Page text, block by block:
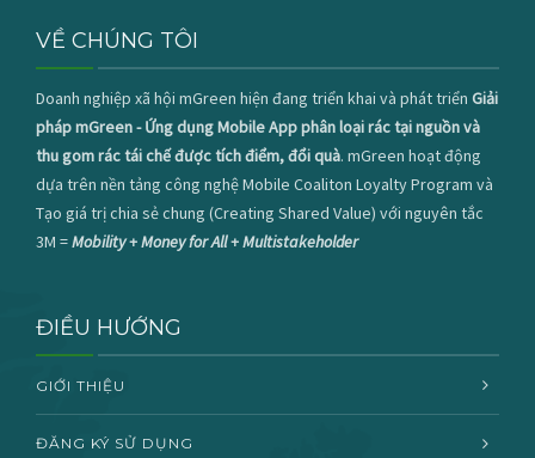
VỀ CHÚNG TÔI
Doanh nghiệp xã hội mGreen hiện đang triển khai và phát triển Giải
pháp mGreen - Ứng dụng Mobile App phân loại rác tại nguồn và
thu gom rác tái chế được tích điểm, đổi quà. mGreen hoạt động
dựa trên nền tảng công nghệ Mobile Coaliton Loyalty Program và
Tạo giá trị chia sẻ chung (Creating Shared Value) với nguyên tắc
3M =Mobility + Money for All + Multistakeholder
ĐIỀU HƯỚNG
GIỚI THIỆU
ĐĂNG KÝ SỬ DỤNG